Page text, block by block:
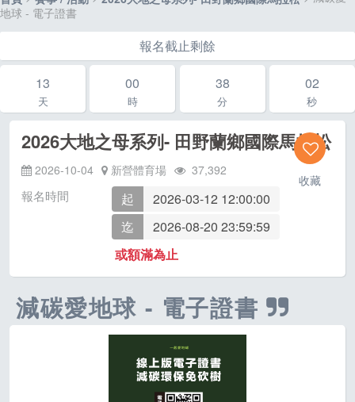
地球 - 電子證書
報名截止剩餘
13
天
00
時
38
分
02
秒
收藏
2026大地之母系列- 田野蘭鄉國際馬拉松
2026-10-04 新營體育場 37,392
報名時間 起
2026-03-12 12:00:00
迄
2026-08-20 23:59:59
或額滿為止
減碳愛地球 - 電子證書